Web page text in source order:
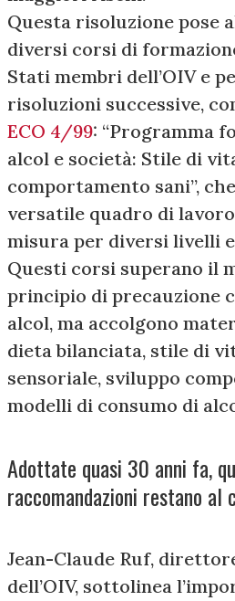
Questa risoluzione pose
diversi corsi di
Stati membri dell’OIV e
risoluzioni successive,
ECO 4/99: “Programma
alcol e società: Stile di
comportamento sani”,
versatile quadro di
misura per diversi livelli
Questi corsi superano il
principio di precauzione
alcol, ma accolgono
dieta bilanciata, stile di
sensoriale, sviluppo
modelli di consumo di
Adottate quasi 30 anni fa,
raccomandazioni restano
Jean-Claude Ruf,
dell’OIV, sottolinea